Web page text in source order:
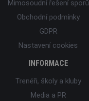
Mimosoudní řešení sporů
Obchodní podmínky
GDPR
Nastavení cookies
INFORMACE
Trenéři, školy a kluby
Media a PR